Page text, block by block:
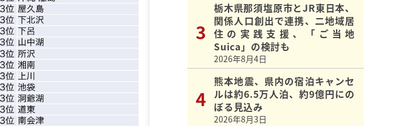
栃木県那須塩原市とJR東日本、
関係人口創出で連携、二地域居
住の実践支援、「ご当地
Suica」の検討も
2026年8月4日
熊本地震、県内の宿泊キャンセ
ルは約6.5万人泊、約9億円にの
ぼる見込み
2026年8月3日